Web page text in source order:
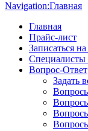
Navigation:Главная
Главная
Прайс-лист
Записаться
Специалисты
Вопрос-Ответ
Задать